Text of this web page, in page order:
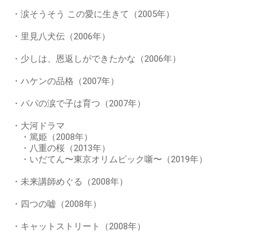
・涙そうそう この愛に生きて（2005年）
・里見八犬伝（2006年）
・少しは、恩返しができたかな（2006年）
・ハケンの品格（2007年）
・パパの涙で子は育つ（2007年）
・大河ドラマ
・篤姫（2008年）
・八重の桜（2013年）
・いだてん〜東京オリムピック噺〜（2019年）
・未来講師めぐる（2008年）
・四つの嘘（2008年）
・キャットストリート（2008年）